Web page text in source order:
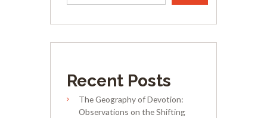
Recent Posts
The Geography of Devotion:
Observations on the Shifting